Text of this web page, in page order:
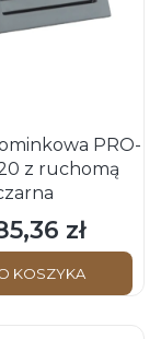
PRO-
z ruchomą
zł
KOSZYKA